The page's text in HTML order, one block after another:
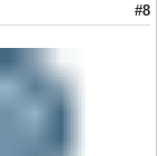
#8